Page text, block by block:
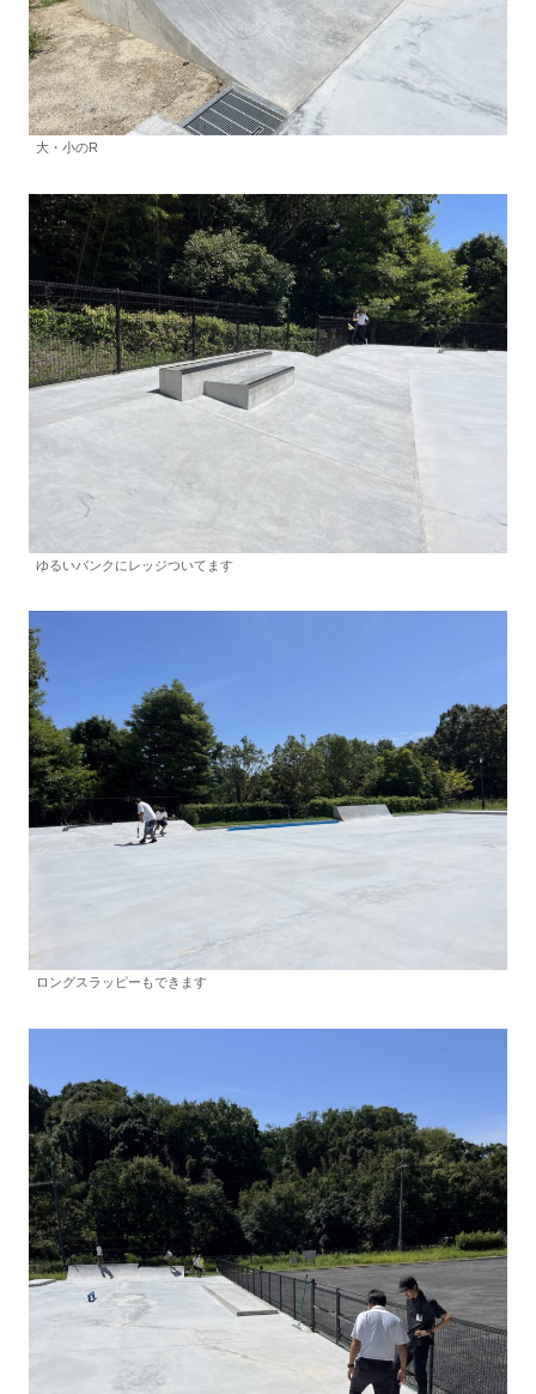
大・小のR
ゆるいバンクにレッジついてます
ロングスラッピーもできます